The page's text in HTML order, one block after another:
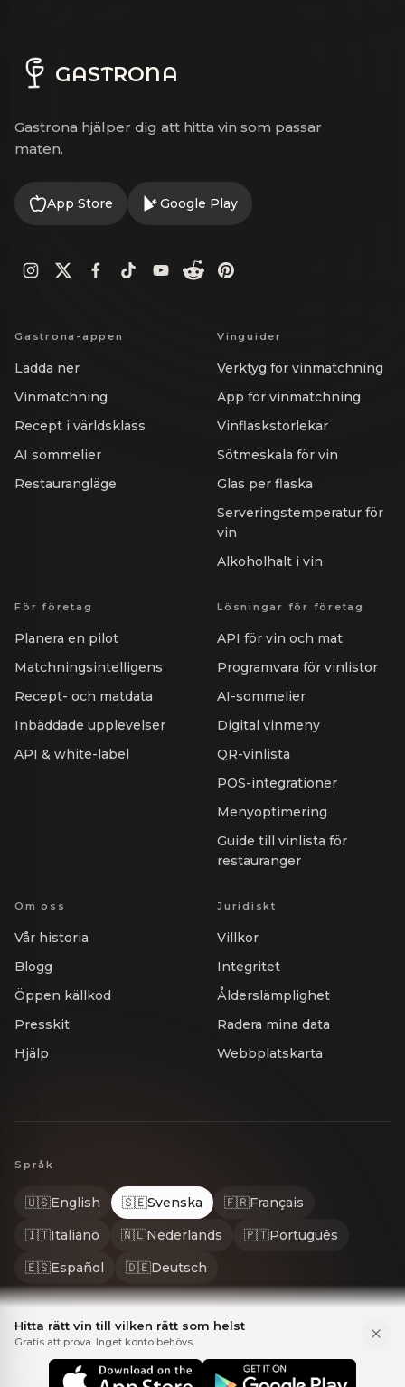
GASTRONA
Gastrona hjälper dig att hitta vin som passar
maten.
App Store Google Play
Gastrona-appen
Ladda ner
Vinmatchning
Recept i världsklass
AI sommelier
Restaurangläge
Vinguider
Verktyg för vinmatchning
App för vinmatchning
Vinflaskstorlekar
Sötmeskala för vin
Glas per flaska
Serveringstemperatur för
vin
Alkoholhalt i vin
För företag
Planera en pilot
Matchningsintelligens
Recept- och matdata
Inbäddade upplevelser
API & white-label
Lösningar för företag
API för vin och mat
Programvara för vinlistor
AI-sommelier
Digital vinmeny
QR-vinlista
POS-integrationer
Menyoptimering
Guide till vinlista för
restauranger
Om oss
Vår historia
Blogg
Öppen källkod
Presskit
Hjälp
Juridiskt
Villkor
Integritet
Ålderslämplighet
Radera mina data
Webbplatskarta
Språk
🇺🇸English 🇸🇪Svenska 🇫🇷Français
🇮🇹Italiano 🇳🇱Nederlands 🇵🇹Português
🇪🇸Español 🇩🇪Deutsch
© 2026 Gastrona. Alla rättigheter förbehållna. GASTRONA® är ett
Hitta rätt vin till vilken rätt som helst
Gratis att prova. Inget konto behövs.